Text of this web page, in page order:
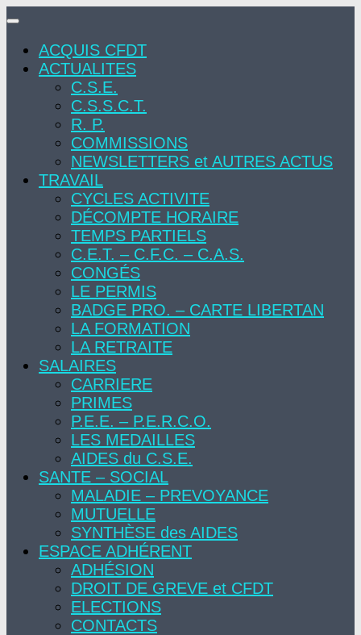
Skip
contentACQUIS CFDT
ACTUALITES
C.S.E.
C.S.S.C.T.
R. P.
COMMISSIONS
NEWSLETTERS et AUTRES ACTUS
TRAVAIL
CYCLES ACTIVITE
DÉCOMPTE HORAIRE
TEMPS PARTIELS
C.E.T. – C.F.C. – C.A.S.
CONGÉS
LE PERMIS
BADGE PRO. – CARTE LIBERTAN
LA FORMATION
LA RETRAITE
SALAIRES
CARRIERE
PRIMES
P.E.E. – P.E.R.C.O.
LES MEDAILLES
AIDES du C.S.E.
SANTE – SOCIAL
MALADIE – PREVOYANCE
MUTUELLE
SYNTHÈSE des AIDES
ESPACE ADHÉRENT
ADHÉSION
DROIT DE GREVE et CFDT
ELECTIONS
CONTACTS